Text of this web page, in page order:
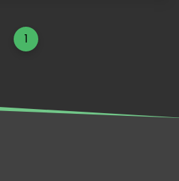
Lancia
HF
Safari
1